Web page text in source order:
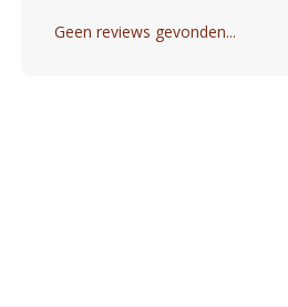
Geen reviews gevonden...